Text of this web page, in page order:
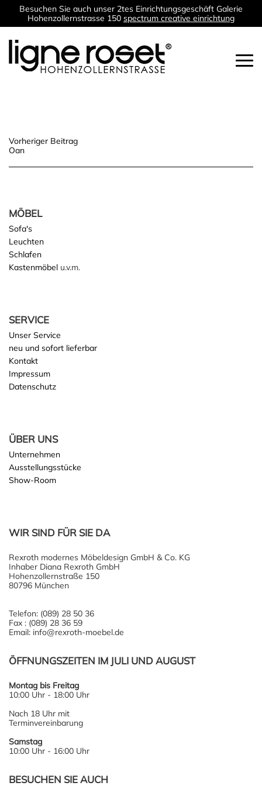
Besuchen Sie auch unser 2tes Einrichtungsgeschäft Galerie
Hohenzollernstrasse 150 spectrum creative einrichtung
Beitragsnavigation
Vorheriger Beitrag
Oan
MÖBEL
Sofa's
Leuchten
Schlafen
Kastenmöbel u.v.m.
SERVICE
Unser Service
neu und sofort lieferbar
Kontakt
Impressum
Datenschutz
ÜBER UNS
Unternehmen
Ausstellungsstücke
Show-Room
WIR SIND FÜR SIE DA
Rexroth modernes Möbeldesign GmbH & Co. KG
Inhaber Diana Rexroth GmbH
Hohenzollernstraße 150
80796 München
Telefon: (089) 28 50 36
Fax : (089) 28 36 59
Email: info@rexroth-moebel.de
ÖFFNUNGSZEITEN IM JULI UND AUGUST
Montag bis Freitag
10:00 Uhr - 18:00 Uhr
Nach 18 Uhr mit
Terminvereinbarung
Samstag
10:00 Uhr - 16:00 Uhr
BESUCHEN SIE AUCH